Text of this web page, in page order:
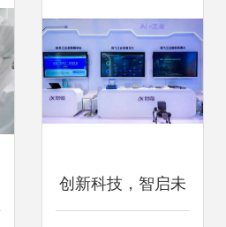
创新科技，智启未